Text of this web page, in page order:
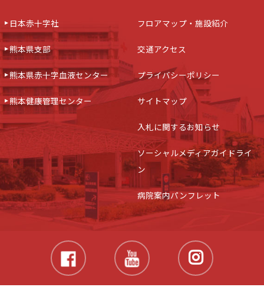
日本赤十字社
熊本県支部
熊本県赤十字血液センター
熊本健康管理センター
フロアマップ・施設紹介
交通アクセス
プライバシーポリシー
サイトマップ
入札に関するお知らせ
ソーシャルメディアガイドライ
ン
病院案内パンフレット